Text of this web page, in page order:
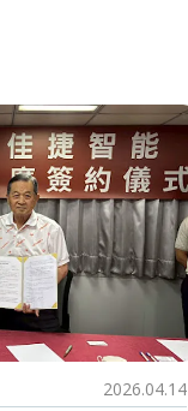
2026.04.14